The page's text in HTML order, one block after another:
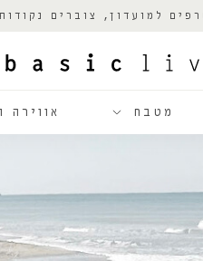
למועדון, צוברים
מטבח אווירה